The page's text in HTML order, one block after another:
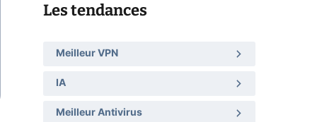
Les tendances
Meilleur VPN
IA
Meilleur Antivirus